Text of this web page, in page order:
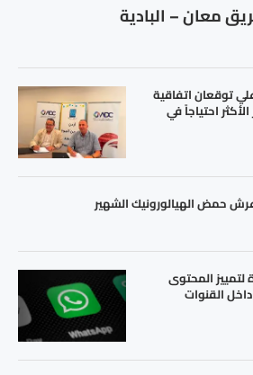
معان – البادية
توقعان اتفاقية
احتياجاً في
حمض الهيالورونيك الشهير
لتمييز المحتوى
القنوات